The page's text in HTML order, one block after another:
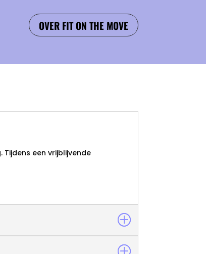
OVER FIT ON THE MOVE
een vrijblijvende